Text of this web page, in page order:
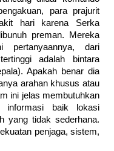
para prajurit
hari karena Serka
preman. Mereka
pertanyaannya, dari
adalah bintara
Apakah benar dia
arahan khusus atau
ini jelas membutuhkan
informasi baik lokasi
yang tidak sederhana.
penjaga, sistem,